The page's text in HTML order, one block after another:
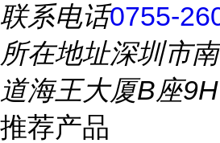
联系电话0755-
所在地址深圳市
道海王大厦B座9H
推荐产品